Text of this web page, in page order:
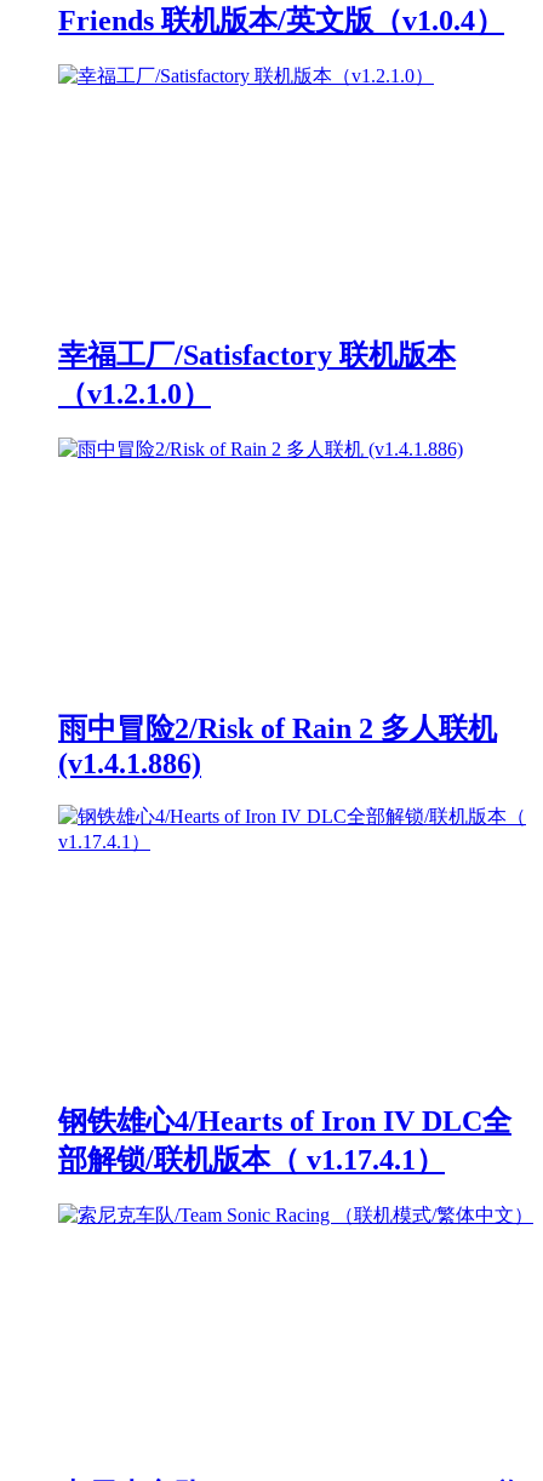
Friends 联机版本/英文版（v1.0.4）
幸福工厂/Satisfactory 联机版本
（v1.2.1.0）
雨中冒险2/Risk of Rain 2 多人联机
(v1.4.1.886)
钢铁雄心4/Hearts of Iron IV DLC全
部解锁/联机版本（ v1.17.4.1）